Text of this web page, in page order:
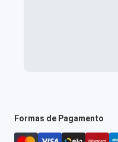
Formas de Pagamento